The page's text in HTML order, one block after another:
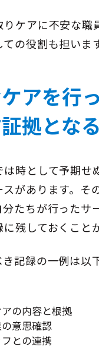
ケアに不安な職
の役割も担います
アを行
拠となる
時として予期せ
があります。そ
分たちが行ったサ
残しておくこと
記録の一例は以
の内容と根拠
意思確認
との連携